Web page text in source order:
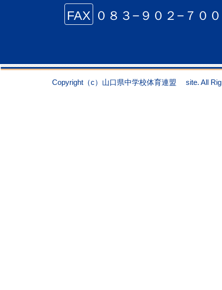
FAX ０８３−９０２−７０
Copyright（c）山口県中学校体育連盟 site. All